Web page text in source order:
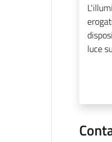
luce